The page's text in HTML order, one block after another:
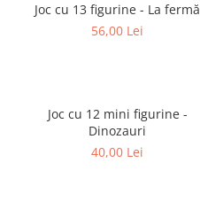
Joc cu 13 figurine - La fermă
56,00 Lei
Joc cu 12 mini figurine -
Dinozauri
40,00 Lei